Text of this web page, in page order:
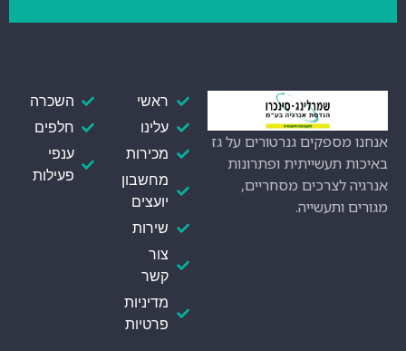
אנחנו מספקים גנרטורים על גז
באיכות תעשייתית ופתרונות
אנרגיה לצרכים מסחריים,
מגורים ותעשייה.
ראשי
עלינו
מכירות
מחשבון
יועצים
שירות
צור
קשר
מדיניות
פרטיות
השכרה
חלפים
ענפי
פעילות